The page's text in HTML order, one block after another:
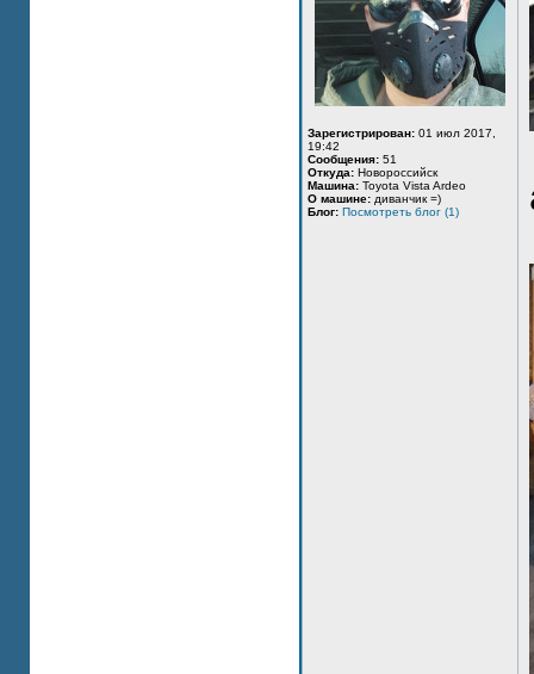
Зарегистрирован: 01 июл 2017,
19:42
Сообщения: 51
Откуда: Новороссийск
Машина: Toyota Vista Ardeo
О машине: диванчик =)
Блог: Посмотреть блог (1)